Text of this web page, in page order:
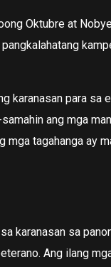
Oktubre at
karanasan para sa
ang mga
mga tagahanga ay
karanasan sa
Ang ilang